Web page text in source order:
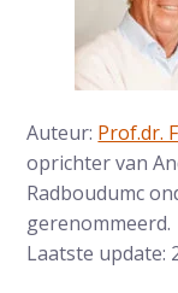
Auteur: Prof.dr.
oprichter van
Radboudumc
gerenommeerd.
Laatste update: